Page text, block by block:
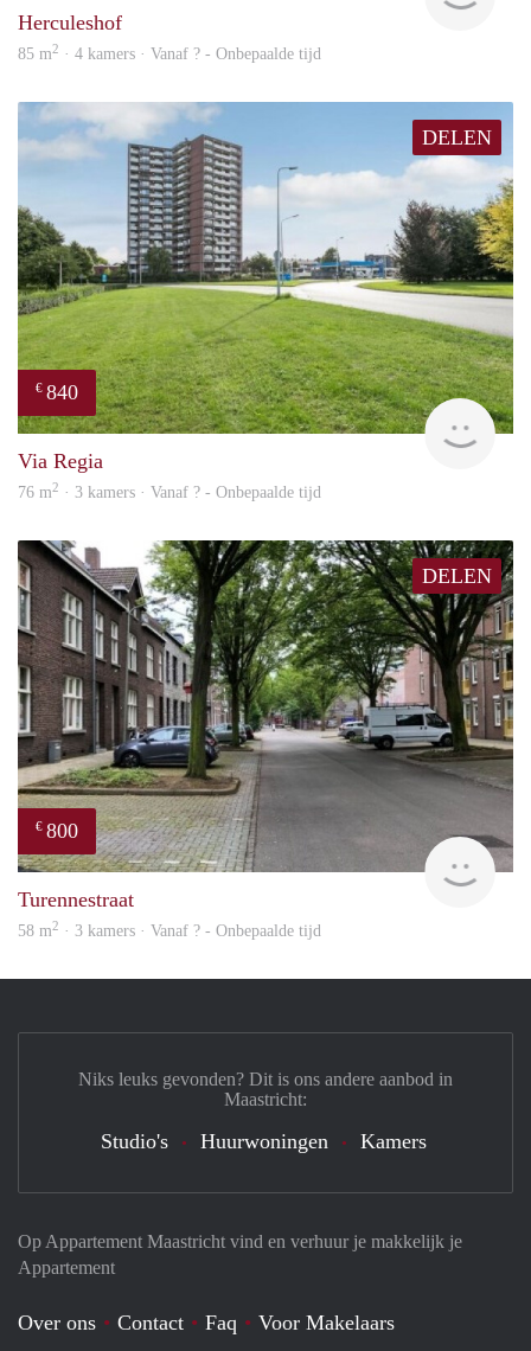
Herculeshof
85 m2 · 4 kamers · Vanaf ? - Onbepaalde tijd
DELEN
€ 840
rent
Via Regia
76 m2 · 3 kamers · Vanaf ? - Onbepaalde tijd
DELEN
€ 800
Turennestraat
58 m2 · 3 kamers · Vanaf ? - Onbepaalde tijd
Op Appartement Maastricht vind en verhuur je makkelijk je
Appartement
Over ons Contact Faq Voor Makelaars
Niks leuks gevonden? Dit is ons andere aanbod in
Maastricht:
Studio's Huurwoningen Kamers